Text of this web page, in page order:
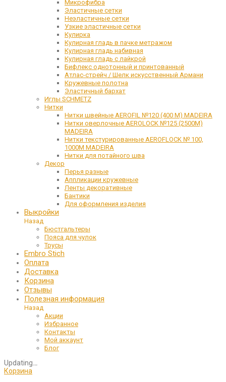
Микрофибра
Эластичные сетки
Неэластичные сетки
Узкие эластичные сетки
Кулирка
Кулирная гладь в пачке метражом
Кулирная гладь набивная
Кулирная гладь с лайкрой
Бифлекс однотонный и принтованный
Атлас-стрейч / Шелк искусственный Армани
Кружевные полотна
Эластичный бархат
Иглы SCHMETZ
Нитки
Нитки швейные AEROFIL №120 (400 М) MADEIRA
Нитки оверлочные AEROLOCK №125 (2500М)
MADEIRA
Нитки текстурированные AEROFLOCK № 100,
1000М MADEIRA
Нитки для потайного шва
Декор
Перья разные
Аппликации кружевные
Ленты декоративные
Бантики
Для оформления изделия
Выкройки
Назад
Бюстгальтеры
Пояса для чулок
Трусы
Embro Stich
Оплата
Доставка
Корзина
Отзывы
Полезная информация
Назад
Акции
Избранное
Контакты
Мой аккаунт
Блог
Updating…
Корзина